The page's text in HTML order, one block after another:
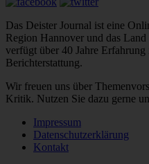
Das Deister Journal ist eine
Region Hannover und das
verfügt über 40 Jahre
Berichterstattung.
Wir freuen uns über
Kritik. Nutzen Sie dazu gerne
Impressum
Datenschutzerklärung
Kontakt